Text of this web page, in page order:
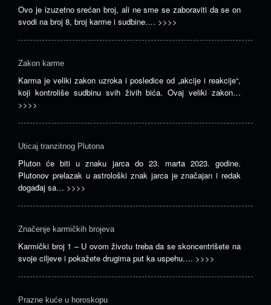
Ovo je izuzetno srećan broj, ali ne sme se zaboraviti da se on
svodi na broj 8, broj karme i sudbine.… >>>>
Zakon karme
Karma je veliki zakon uzroka i posledice od „akcije i reakcije“,
koji kontroliše sudbinu svih živih bića. Ovaj veliki zakon…
>>>>
Uticaj tranzitnog Plutona
Pluton će biti u znaku jarca do 23. marta 2023. godine.
Plutonov prelazak u astrološki znak jarca je značajan i redak
događaj sa… >>>>
Značenje karmičkih brojeva
Karmički broj 1 – U ovom životu treba da se skoncentrišete na
svoje ciljeve i pokažete drugima put ka uspehu.… >>>>
Prazne kuće u horoskopu